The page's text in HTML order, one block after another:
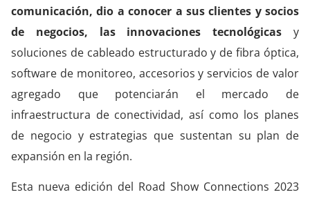
comunicación, dio a conocer a sus clientes y socios
de negocios, las innovaciones tecnológicas y
soluciones de cableado estructurado y de fibra óptica,
software de monitoreo, accesorios y servicios de valor
agregado que potenciarán el mercado de
infraestructura de conectividad, así como los planes
de negocio y estrategias que sustentan su plan de
expansión en la región.
Esta nueva edición del Road Show Connections 2023